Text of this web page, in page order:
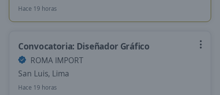
Hace 19 horas
Convocatoria: Diseñador Gráfico
ROMA IMPORT
San Luis, Lima
Hace 19 horas